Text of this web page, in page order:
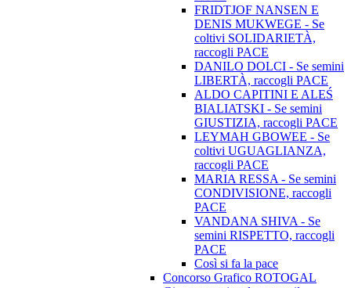
FRIDTJOF NANSEN E
DENIS MUKWEGE - Se
coltivi SOLIDARIETÀ,
raccogli PACE
DANILO DOLCI - Se semini
LIBERTÀ, raccogli PACE
ALDO CAPITINI E ALEŚ
BIALIATSKI - Se semini
GIUSTIZIA, raccogli PACE
LEYMAH GBOWEE - Se
coltivi UGUAGLIANZA,
raccogli PACE
MARIA RESSA - Se semini
CONDIVISIONE, raccogli
PACE
VANDANA SHIVA - Se
semini RISPETTO, raccogli
PACE
Così si fa la pace
Concorso Grafico ROTOGAL